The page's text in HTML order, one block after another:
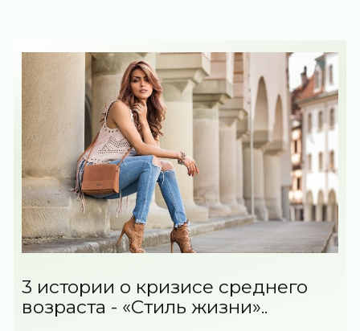
3 истории о кризисе среднего
возраста - «Стиль жизни»..